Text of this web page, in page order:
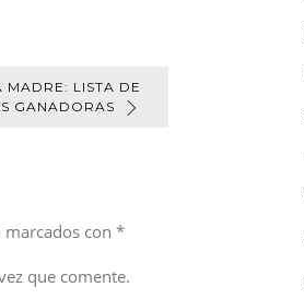
MADRE: LISTA DE
GANADORAS
con *
que comente.